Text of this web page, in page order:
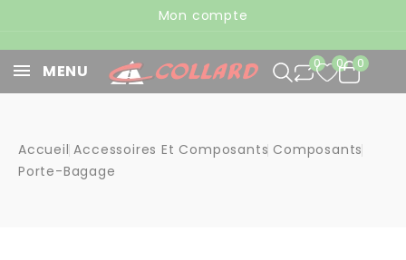
Panneau de gestion des cookies
Mon compte
MENU 0 0 0
Accueil Accessoires Et Composants Composants
Porte-Bagage